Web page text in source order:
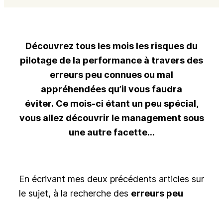
Découvrez tous les mois les risques du
pilotage de la performance à travers des
erreurs peu connues ou mal
appréhendées qu’il vous faudra
éviter. Ce mois-ci étant un peu spécial,
vous allez découvrir le management sous
une autre facette…
En écrivant mes deux précédents articles sur
le sujet, à la recherche des erreurs peu